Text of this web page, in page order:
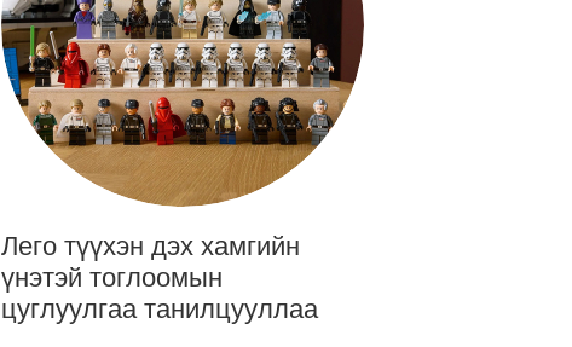
Лего түүхэн дэх хамгийн
үнэтэй тоглоомын
цуглуулгаа танилцууллаа